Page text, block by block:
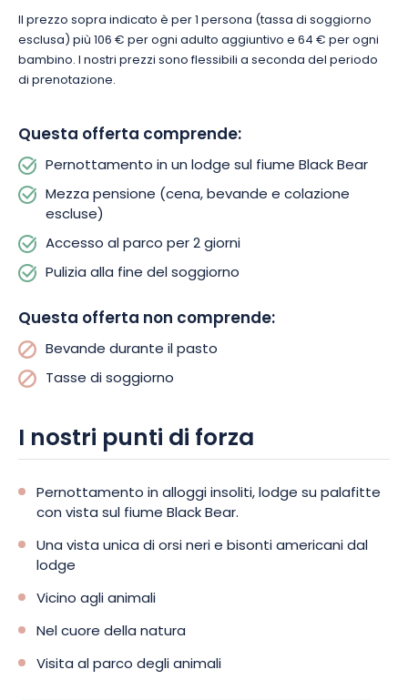
un’esperienza magica da non perdere. Per ricaricare le
batterie, il ristorante offre un’atmosfera rilassata e un’ampia
varietà di piatti.
cappella dei Cordeliers, risalente al XIII secolo, potrete
ammirare una monumentale vetrata di Marc Chagall. Intitolata
“La Paix” (la pace), questa vetrata di 12 metri è la più grande
mai realizzata da Chagall. Rappresenta la pace sulla terra e
tra i popoli.
Il prezzo sopra indicato è per 1 persona (tassa di soggiorno
esclusa) più 106 € per ogni adulto aggiuntivo e 64 € per ogni
bambino. I nostri prezzi sono flessibili a seconda del periodo
di prenotazione.
Questa offerta comprende:
Pernottamento in un lodge sul fiume Black Bear
Mezza pensione (cena, bevande e colazione
escluse)
Accesso al parco per 2 giorni
Pulizia alla fine del soggiorno
Questa offerta non comprende:
Bevande durante il pasto
Tasse di soggiorno
I nostri punti di forza
Pernottamento in alloggi insoliti, lodge su palafitte
con vista sul fiume Black Bear.
Una vista unica di orsi neri e bisonti americani dal
lodge
Vicino agli animali
Nel cuore della natura
Visita al parco degli animali